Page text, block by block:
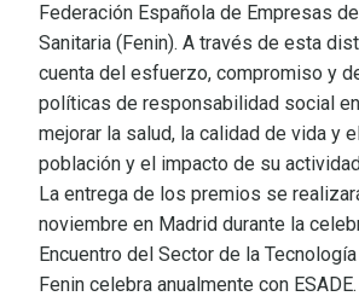
Federación Española de Empresas
Sanitaria (Fenin). A través de esta
cuenta del esfuerzo, compromiso y
políticas de responsabilidad social
mejorar la salud, la calidad de vida y
población y el impacto de su
La entrega de los premios se
noviembre en Madrid durante la
Encuentro del Sector de la
Fenin celebra anualmente con